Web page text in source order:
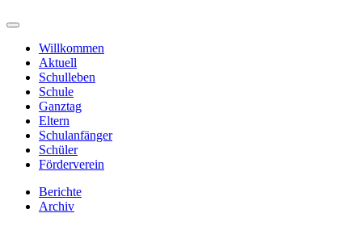
Willkommen
Aktuell
Schulleben
Schule
Ganztag
Eltern
Schulanfänger
Schüler
Förderverein
Berichte
Archiv